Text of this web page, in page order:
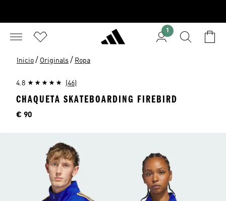
1
Inicio / Originals / Ropa
4.8 (46)
CHAQUETA SKATEBOARDING FIREBIRD
Precio
€ 90